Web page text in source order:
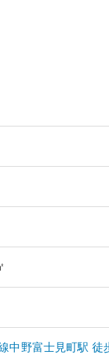
中野富士見町駅 徒